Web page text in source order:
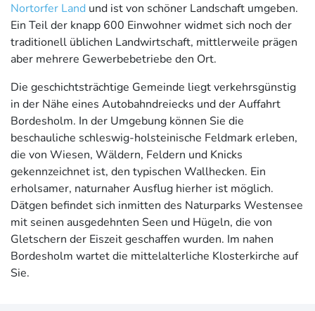
Nortorfer Land und ist von schöner Landschaft umgeben.
Ein Teil der knapp 600 Einwohner widmet sich noch der
traditionell üblichen Landwirtschaft, mittlerweile prägen
aber mehrere Gewerbebetriebe den Ort.
Die geschichtsträchtige Gemeinde liegt verkehrsgünstig
in der Nähe eines Autobahndreiecks und der Auffahrt
Bordesholm. In der Umgebung können Sie die
beschauliche schleswig-holsteinische Feldmark erleben,
die von Wiesen, Wäldern, Feldern und Knicks
gekennzeichnet ist, den typischen Wallhecken. Ein
erholsamer, naturnaher Ausflug hierher ist möglich.
Dätgen befindet sich inmitten des Naturparks Westensee
mit seinen ausgedehnten Seen und Hügeln, die von
Gletschern der Eiszeit geschaffen wurden. Im nahen
Bordesholm wartet die mittelalterliche Klosterkirche auf
Sie.